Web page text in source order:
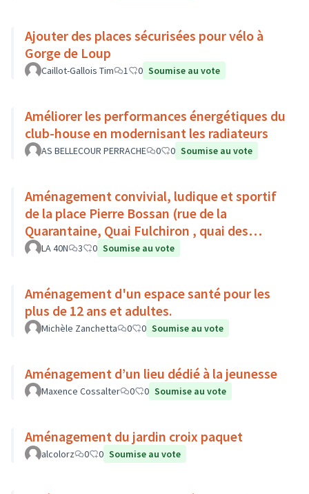
Ajouter des places sécurisées pour vélo à
Gorge de Loup
Caillot-Gallois Tim 1 0 Soumise au vote
Améliorer les performances énergétiques du
club-house en modernisant les radiateurs
AS BELLECOUR PERRACHE 0 0 Soumise au vote
Aménagement convivial, ludique et sportif
de la place Pierre Bossan (rue de la
Quarantaine, Quai Fulchiron , quai des
étroits, Montée de Chouans)
LA 40N 3 0 Soumise au vote
Aménagement d'un espace santé pour les
plus de 12 ans et adultes.
Michèle Zanchetta 0 0 Soumise au vote
Aménagement d’un lieu dédié à la jeunesse
Maxence Cossalter 0 0 Soumise au vote
Aménagement du jardin croix paquet
alcolorz 0 0 Soumise au vote